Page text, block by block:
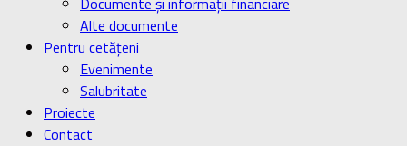
Alte documente
Pentru cetățeni
Evenimente
Salubritate
Proiecte
Contact